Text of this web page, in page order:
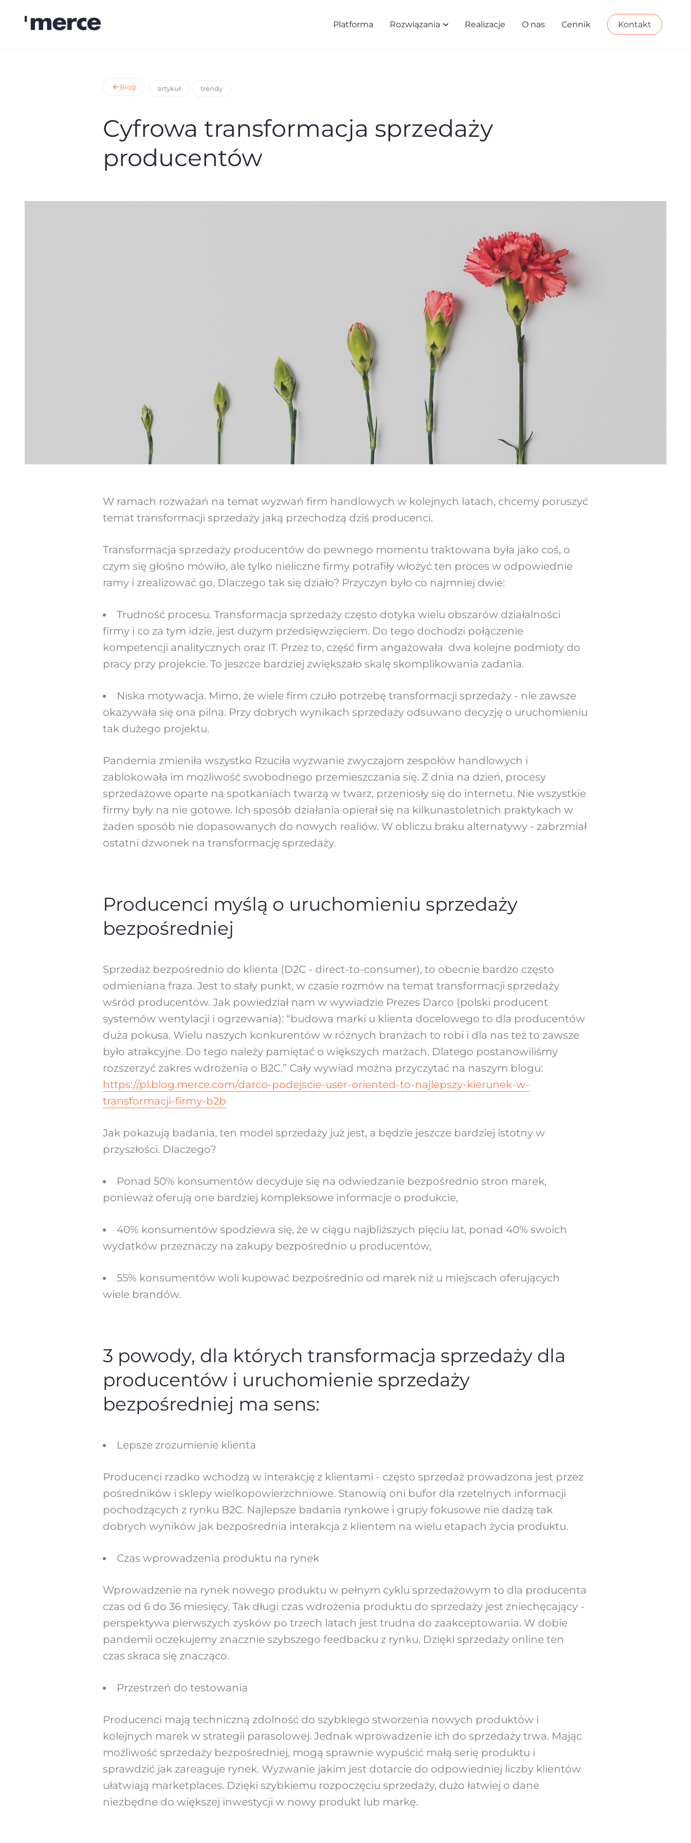
Platforma Rozwiązania Realizacje O nas Cennik Kontakt
Blog artykuł trendy
Cyfrowa transformacja sprzedaży
producentów
W ramach rozważań na temat wyzwań firm handlowych w kolejnych latach, chcemy poruszyć
temat transformacji sprzedaży jaką przechodzą dziś producenci.
Transformacja sprzedaży producentów do pewnego momentu traktowana była jako coś, o
czym się głośno mówiło, ale tylko nieliczne firmy potrafiły włożyć ten proces w odpowiednie
ramy i zrealizować go. Dlaczego tak się działo? Przyczyn było co najmniej dwie:
Trudność procesu. Transformacja sprzedaży często dotyka wielu obszarów działalności
firmy i co za tym idzie, jest dużym przedsięwzięciem. Do tego dochodzi połączenie
kompetencji analitycznych oraz IT. Przez to, część firm angażowała dwa kolejne podmioty do
pracy przy projekcie. To jeszcze bardziej zwiększało skalę skomplikowania zadania.
Niska motywacja. Mimo, że wiele firm czuło potrzebę transformacji sprzedaży - nie zawsze
okazywała się ona pilna. Przy dobrych wynikach sprzedaży odsuwano decyzję o uruchomieniu
tak dużego projektu.
Pandemia zmieniła wszystko Rzuciła wyzwanie zwyczajom zespołów handlowych i
zablokowała im możliwość swobodnego przemieszczania się. Z dnia na dzień, procesy
sprzedażowe oparte na spotkaniach twarzą w twarz, przeniosły się do internetu. Nie wszystkie
firmy były na nie gotowe. Ich sposób działania opierał się na kilkunastoletnich praktykach w
żaden sposób nie dopasowanych do nowych realiów. W obliczu braku alternatywy - zabrzmiał
ostatni dzwonek na transformację sprzedaży.
Producenci myślą o uruchomieniu sprzedaży
bezpośredniej
Sprzedaż bezpośrednio do klienta (D2C - direct-to-consumer), to obecnie bardzo często
odmieniana fraza. Jest to stały punkt, w czasie rozmów na temat transformacji sprzedaży
wśród producentów. Jak powiedział nam w wywiadzie Prezes Darco (polski producent
systemów wentylacji i ogrzewania): “budowa marki u klienta docelowego to dla producentów
duża pokusa. Wielu naszych konkurentów w różnych branżach to robi i dla nas też to zawsze
było atrakcyjne. Do tego należy pamiętać o większych marżach. Dlatego postanowiliśmy
rozszerzyć zakres wdrożenia o B2C.” Cały wywiad można przyczytać na naszym blogu:
https://pl.blog.merce.com/darco-podejscie-user-oriented-to-najlepszy-kierunek-w-
transformacji-firmy-b2b
Jak pokazują badania, ten model sprzedaży już jest, a będzie jeszcze bardziej istotny w
przyszłości. Dlaczego?
Ponad 50% konsumentów decyduje się na odwiedzanie bezpośrednio stron marek,
ponieważ oferują one bardziej kompleksowe informacje o produkcie,
40% konsumentów spodziewa się, że w ciągu najbliższych pięciu lat, ponad 40% swoich
wydatków przeznaczy na zakupy bezpośrednio u producentów,
55% konsumentów woli kupować bezpośrednio od marek niż u miejscach oferujących
wiele brandów.
3 powody, dla których transformacja sprzedaży dla
producentów i uruchomienie sprzedaży
bezpośredniej ma sens:
Lepsze zrozumienie klienta
Producenci rzadko wchodzą w interakcję z klientami - często sprzedaż prowadzona jest przez
pośredników i sklepy wielkopowierzchniowe. Stanowią oni bufor dla rzetelnych informacji
pochodzących z rynku B2C. Najlepsze badania rynkowe i grupy fokusowe nie dadzą tak
dobrych wyników jak bezpośrednia interakcja z klientem na wielu etapach życia produktu.
Czas wprowadzenia produktu na rynek
Wprowadzenie na rynek nowego produktu w pełnym cyklu sprzedażowym to dla producenta
czas od 6 do 36 miesięcy. Tak długi czas wdrożenia produktu do sprzedaży jest zniechęcający -
perspektywa pierwszych zysków po trzech latach jest trudna do zaakceptowania. W dobie
pandemii oczekujemy znacznie szybszego feedbacku z rynku. Dzięki sprzedaży online ten
czas skraca się znacząco.
Przestrzeń do testowania
Producenci mają techniczną zdolność do szybkiego stworzenia nowych produktów i
kolejnych marek w strategii parasolowej. Jednak wprowadzenie ich do sprzedaży trwa. Mając
możliwość sprzedaży bezpośredniej, mogą sprawnie wypuścić małą serię produktu i
sprawdzić jak zareaguje rynek. Wyzwanie jakim jest dotarcie do odpowiedniej liczby klientów
ułatwiają marketplaces. Dzięki szybkiemu rozpoczęciu sprzedaży, dużo łatwiej o dane
niezbędne do większej inwestycji w nowy produkt lub markę.